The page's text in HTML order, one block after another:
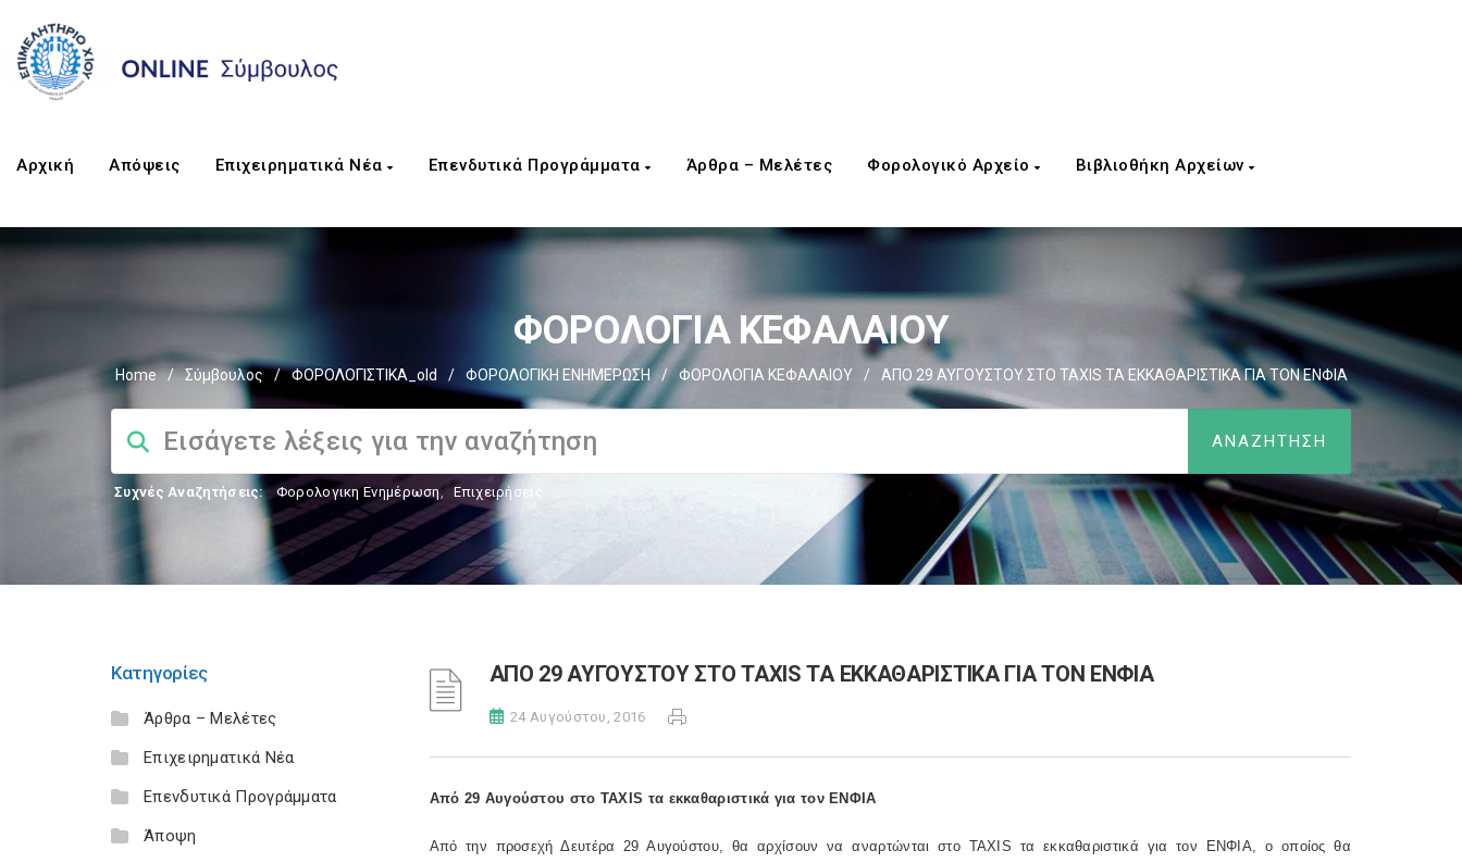
Αρχική Απόψεις Επιχειρηματικά Νέα Επενδυτικά Προγράμματα Άρθρα – Μελέτες Φορολογικό Αρχείο Βιβλιοθήκη Αρχείων
ΦΟΡΟΛΟΓΙΑ ΚΕΦΑΛΑΙΟΥ
Home / Σύμβουλος / ΦΟΡΟΛΟΓΙΣΤΙΚΑ_old / ΦΟΡΟΛΟΓΙΚΗ ΕΝΗΜΕΡΩΣΗ / ΦΟΡΟΛΟΓΙΑ ΚΕΦΑΛΑΙΟΥ / ΑΠΟ 29 ΑΥΓΟΥΣΤΟΥ ΣΤΟ TAXIS ΤΑ ΕΚΚΑΘΑΡΙΣΤΙΚΑ ΓΙΑ ΤΟΝ ΕΝΦΙΑ
Συχνές Αναζητήσεις: Φορολογικη Ενημέρωση, Επιχειρήσεις
Κατηγορίες
Άρθρα – Μελέτες
Επιχειρηματικά Νέα
Επενδυτικά Προγράμματα
Άποψη
ΑΠΟ 29 ΑΥΓΟΥΣΤΟΥ ΣΤΟ TAXIS ΤΑ ΕΚΚΑΘΑΡΙΣΤΙΚΑ ΓΙΑ ΤΟΝ ΕΝΦΙΑ
24 Αυγούστου, 2016
Από 29 Αυγούστου στο TAXIS τα εκκαθαριστικά για τον ΕΝΦΙΑ
Από την προσεχή Δευτέρα 29 Αυγούστου, θα αρχίσουν να αναρτώνται στο TAXIS τα εκκαθαριστικά για τον ΕΝΦΙΑ, ο οποίος θα